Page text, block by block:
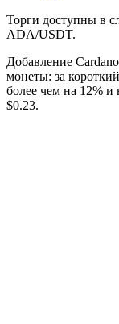
Торги доступны в
ADA/USDT.
Добавление
монеты: за
более чем на 12% и
$0.23.